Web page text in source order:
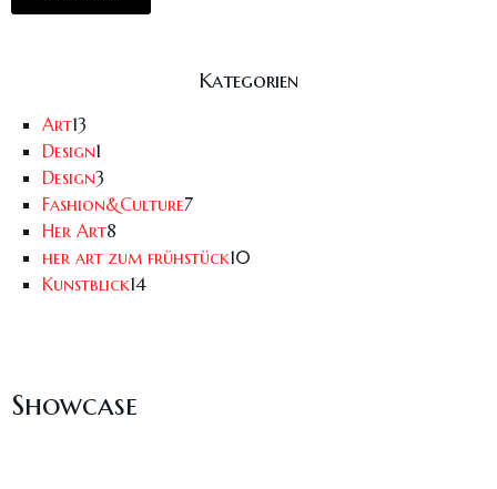
Kategorien
Art13
Design1
Design3
Fashion&Culture7
Her Art8
her art zum frühstück10
Kunstblick14
Showcase